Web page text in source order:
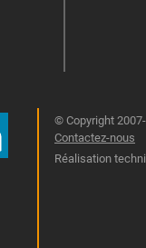
© Copyright
Contactez-nous
Réalisation